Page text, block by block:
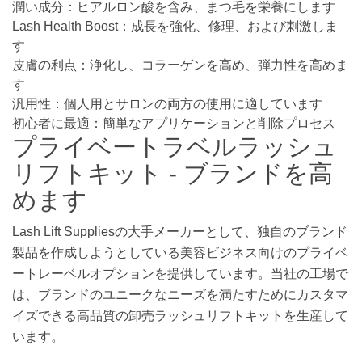
潤い成分：ヒアルロン酸を含み、まつ毛を栄養にします
Lash Health Boost：成長を強化、修理、および刺激しま
す
皮膚の利点：浄化し、コラーゲンを高め、弾力性を高めま
す
汎用性：個人用とサロンの両方の使用に適しています
初心者に最適：簡単なアプリケーションと削除プロセス
プライベートラベルラッシュ
リフトキット - ブランドを高
めます
Lash Lift Suppliesの大手メーカーとして、独自のブランド
製品を作成しようとしている美容ビジネス向けのプライベ
ートレーベルオプションを提供しています。当社の工場で
は、ブランドのユニークなニーズを満たすためにカスタマ
イズできる高品質の卸売ラッシュリフトキットを生産して
います。